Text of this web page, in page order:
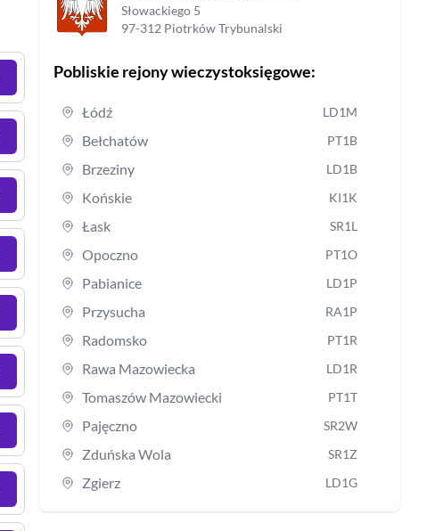
Słowackiego 5
97-312 Piotrków Trybunalski
Pobliskie rejony wieczystoksięgowe:
Łódź LD1M
Bełchatów PT1B
Brzeziny LD1B
Końskie KI1K
Łask SR1L
Opoczno PT1O
Pabianice LD1P
Przysucha RA1P
Radomsko PT1R
Rawa Mazowiecka LD1R
Tomaszów Mazowiecki PT1T
Pajęczno SR2W
Zduńska Wola SR1Z
Zgierz LD1G